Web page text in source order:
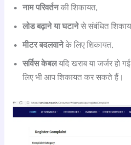
नाम परिवर्तनकी शिकायत,
लोड बढ़ाने या घटानेसे संबंधित
मीटर बदलवानेके लिए शिकायत,
सर्विस केबलयदि खराब या जर्जर हो
लिए भी आप शिकायत कर सकते हैं।